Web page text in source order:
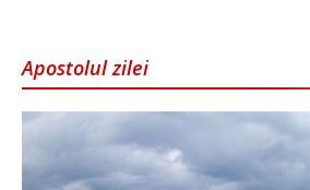
Apostolul zilei